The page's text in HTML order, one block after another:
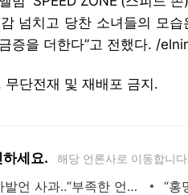
넘치고 당찬 소녀들의 모
증을 더한다”고 전했다. /
단전재 및 재배포 금지.
세요. 해당 언론사로 이동합니
신동엽, 대학로 비하발언 사과..“부족한 언행, 현장 노고 배려 못했다” [전문]